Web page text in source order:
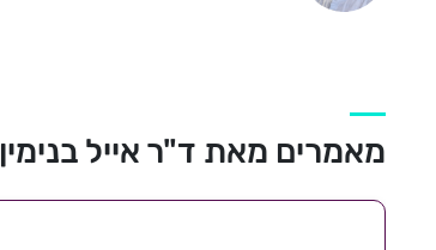
מאמרים מאת ד"ר אייל בנימין